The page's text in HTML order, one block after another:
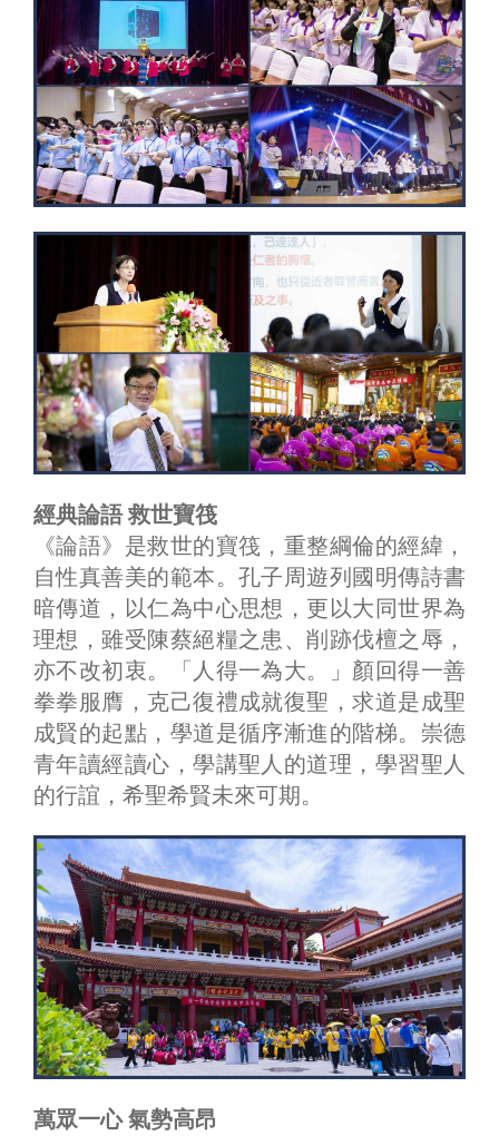
經典論語 救世寶筏
《論語》是救世的寶筏，重整綱倫的經緯，
自性真善美的範本。孔子周遊列國明傳詩書
暗傳道，以仁為中心思想，更以大同世界為
理想，雖受陳蔡絕糧之患、削跡伐檀之辱，
亦不改初衷。「人得一為大。」顏回得一善
拳拳服膺，克己復禮成就復聖，求道是成聖
成賢的起點，學道是循序漸進的階梯。崇德
青年讀經讀心，學講聖人的道理，學習聖人
的行誼，希聖希賢未來可期。
萬眾一心 氣勢高昂